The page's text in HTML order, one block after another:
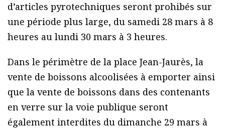
d’articles pyrotechniques seront prohibés sur
une période plus large, du samedi 28 mars à 8
heures au lundi 30 mars à 3 heures.
Dans le périmètre de la place Jean-Jaurès, la
vente de boissons alcoolisées à emporter ainsi
que la vente de boissons dans des contenants
en verre sur la voie publique seront
également interdites du dimanche 29 mars à